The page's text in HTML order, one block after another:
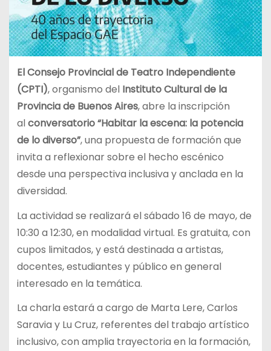
El Consejo Provincial de Teatro Independiente
(CPTI), organismo del Instituto Cultural de la
Provincia de Buenos Aires, abre la inscripción
alconversatorio “Habitar la escena: la potencia
de lo diverso”, una propuesta de formación que
invita a reflexionar sobre el hecho escénico
desde una perspectiva inclusiva y anclada en la
diversidad.
La actividad se realizará el sábado 16 de mayo, de
10:30 a 12:30, en modalidad virtual. Es gratuita, con
cupos limitados, y está destinada a artistas,
docentes, estudiantes y público en general
interesado en la temática.
La charla estará a cargo de Marta Lere, Carlos
Saravia y Lu Cruz, referentes del trabajo artístico
inclusivo, con amplia trayectoria en la formación,